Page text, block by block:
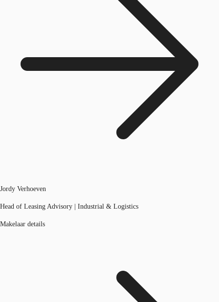
Jordy Verhoeven
Head of Leasing Advisory | Industrial & Logistics
Makelaar details